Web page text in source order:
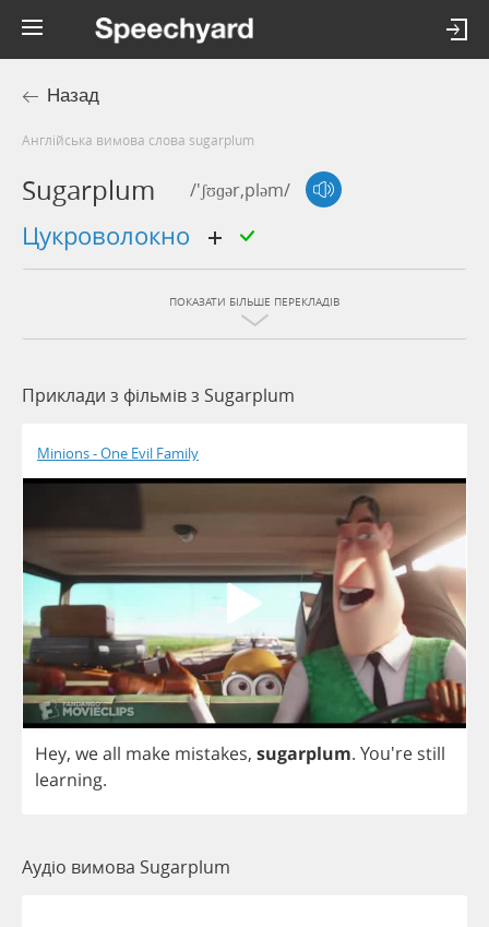
Назад
Англійська вимова слова sugarplum
Sugarplum /'ʃʊɡər,pləm/
цукроволокно
ПОКАЗАТИ БІЛЬШЕ ПЕРЕКЛАДІВ
Приклади з фільмів з Sugarplum
Minions - One Evil Family
Hey, weall make mistakes, sugarplum. You're still
learning.
Аудіо вимова Sugarplum